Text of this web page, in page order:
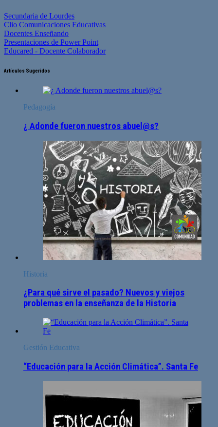
Secundaria de Lourdes
Clio Comunicaciones Educativas
Docentes Enseñando
Presentaciones de Power Point
Educared - Docente Colaborador
Artículos Sugeridos
Pedagogía
¿ Adonde fueron nuestros abuel@s?
Historia
¿Para qué sirve el pasado? Nuevos y viejos
problemas en la enseñanza de la Historia
Gestión Educativa
“Educación para la Acción Climática”. Santa Fe